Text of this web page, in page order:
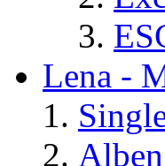
Lena -
Alben